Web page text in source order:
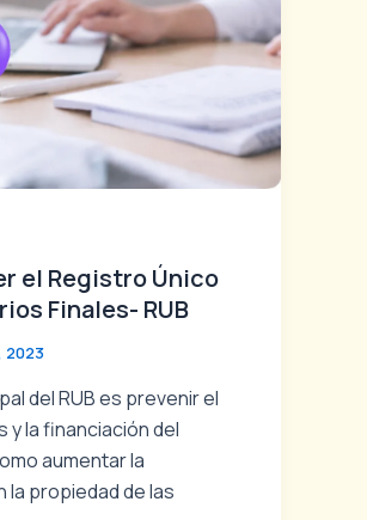
el Registro Único
Finales- RUB
2023
del RUB es prevenir el
y la financiación del
aumentar la
la propiedad de las